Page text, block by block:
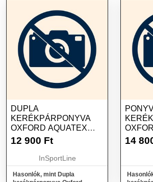
DUPLA
KERÉKPÁRPONYVA
OXFORD AQUATEX
DOUBLE
12 900 Ft
InSportLine
Hasonlók, mint Dupla
14